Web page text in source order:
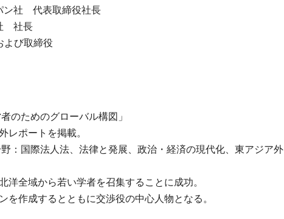
ン社 代表取締役社長
社長
び取締役
のためのグローバル構図」
ポートを掲載。
：国際法人法、法律と発展、政治・経済の現代化、東アジア外
全域から若い学者を召集することに成功。
作成するとともに交渉役の中心人物となる。